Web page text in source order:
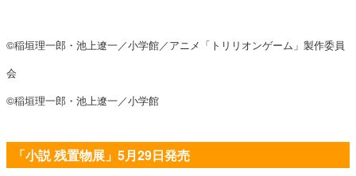
©稲垣理一郎・池上遼一／小学館／アニメ「トリリオンゲーム」製作委員
会
©︎稲垣理一郎・池上遼一／小学館
「小説 残置物展」5月29日発売